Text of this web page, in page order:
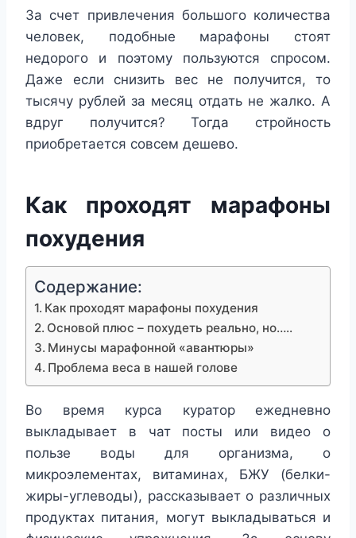
За счет привлечения большого количества
человек, подобные марафоны стоят
недорого и поэтому пользуются спросом.
Даже если снизить вес не получится, то
тысячу рублей за месяц отдать не жалко. А
вдруг получится? Тогда стройность
приобретается совсем дешево.
Как проходят марафоны
похудения
Содержание:
Как проходят марафоны похудения
Основой плюс – похудеть реально, но…..
Минусы марафонной «авантюры»
Проблема веса в нашей голове
Во время курса куратор ежедневно
выкладывает в чат посты или видео о
пользе воды для организма, о
микроэлементах, витаминах, БЖУ (белки-
жиры-углеводы), рассказывает о различных
продуктах питания, могут выкладываться и